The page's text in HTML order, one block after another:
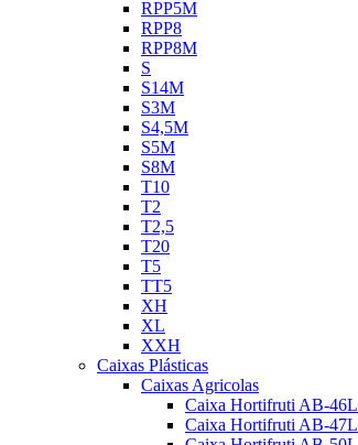
RPP5M
RPP8
RPP8M
S
S14M
S3M
S4,5M
S5M
S8M
T10
T2
T2,5
T20
T5
TT5
XH
XL
XXH
Caixas Plásticas
Caixas Agricolas
Caixa Hortifruti AB-46L
Caixa Hortifruti AB-47L